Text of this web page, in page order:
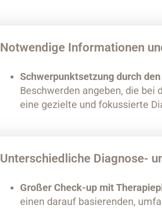
Notwendige Informationen
Schwerpunktsetzung durch
Beschwerden angeben, die
eine gezielte und fokussierte
Unterschiedliche Diagnose-
Großer Check-up mit
einen darauf basierenden,